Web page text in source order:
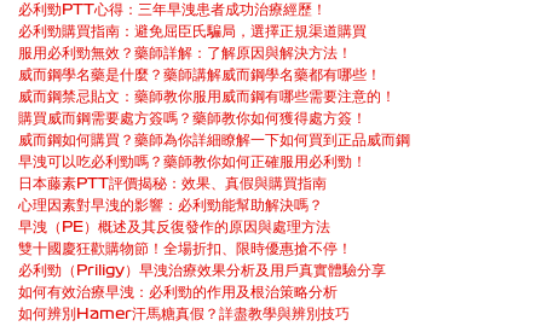
必利勁PTT心得：三年早洩患者成功治療經歷！
必利勁購買指南：避免屈臣氏騙局，選擇正規渠道購買
服用必利勁無效？藥師詳解：了解原因與解決方法！
威而鋼學名藥是什麼？藥師講解威而鋼學名藥都有哪些！
威而鋼禁忌貼文：藥師教你服用威而鋼有哪些需要注意的！
購買威而鋼需要處方簽嗎？藥師教你如何獲得處方簽！
威而鋼如何購買？藥師為你詳細瞭解一下如何買到正品威而鋼
早洩可以吃必利勁嗎？藥師教你如何正確服用必利勁！
日本藤素PTT評價揭秘：效果、真假與購買指南
心理因素對早洩的影響：必利勁能幫助解決嗎？
早洩（PE）概述及其反復發作的原因與處理方法
雙十國慶狂歡購物節！全場折扣、限時優惠搶不停！
必利勁（Priligy）早洩治療效果分析及用戶真實體驗分享
如何有效治療早洩：必利勁的作用及根治策略分析
如何辨別Hamer汗馬糖真假？詳盡教學與辨別技巧